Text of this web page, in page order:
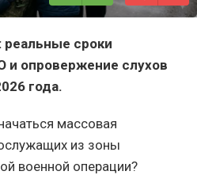
реальные сроки
и опровержение слухов
года.
массовая
из зоны
военной операции?